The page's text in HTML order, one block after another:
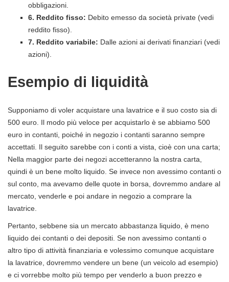
obbligazioni.
6. Reddito fisso: Debito emesso da società private (vedi
reddito fisso).
7. Reddito variabile: Dalle azioni ai derivati ​​finanziari (vedi
azioni).
Esempio di liquidità
Supponiamo di voler acquistare una lavatrice e il suo costo sia di
500 euro. Il modo più veloce per acquistarlo è se abbiamo 500
euro in contanti, poiché in negozio i contanti saranno sempre
accettati. Il seguito sarebbe con i conti a vista, cioè con una carta;
Nella maggior parte dei negozi accetteranno la nostra carta,
quindi è un bene molto liquido. Se invece non avessimo contanti o
sul conto, ma avevamo delle quote in borsa, dovremmo andare al
mercato, venderle e poi andare in negozio a comprare la
lavatrice.
Pertanto, sebbene sia un mercato abbastanza liquido, è meno
liquido dei contanti o dei depositi. Se non avessimo contanti o
altro tipo di attività finanziaria e volessimo comunque acquistare
la lavatrice, dovremmo vendere un bene (un veicolo ad esempio)
e ci vorrebbe molto più tempo per venderlo a buon prezzo e